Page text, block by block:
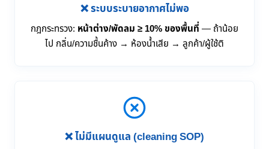
❌ ระบบระบายอากาศไม่พอ
กฎกระทรวง: หน้าต่าง/พัดลม ≥ 10% ของพื้นที่ — ถ้าน้อย
ไป กลิ่น/ความชื้นค้าง → ห้องน้ำเสีย → ลูกค้า/ผู้ใช้ติ
❌ ไม่มีแผนดูแล (cleaning SOP)